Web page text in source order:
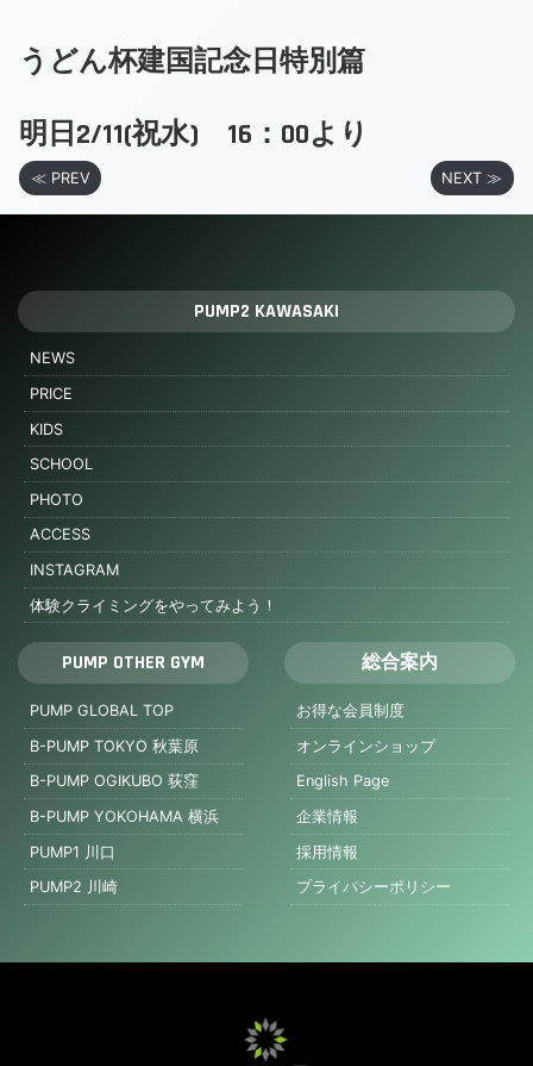
うどん杯建国記念日特別篇
明日2/11(祝水) 16：00より
≪ PREV NEXT ≫
PUMP2 KAWASAKI
NEWS
PRICE
KIDS
SCHOOL
PHOTO
ACCESS
INSTAGRAM
体験クライミングをやってみよう！
PUMP OTHER GYM
PUMP GLOBAL TOP
B-PUMP TOKYO 秋葉原
B-PUMP OGIKUBO 荻窪
B-PUMP YOKOHAMA 横浜
PUMP1 川口
PUMP2 川崎
総合案内
お得な会員制度
オンラインショップ
English Page
企業情報
採用情報
プライバシーポリシー